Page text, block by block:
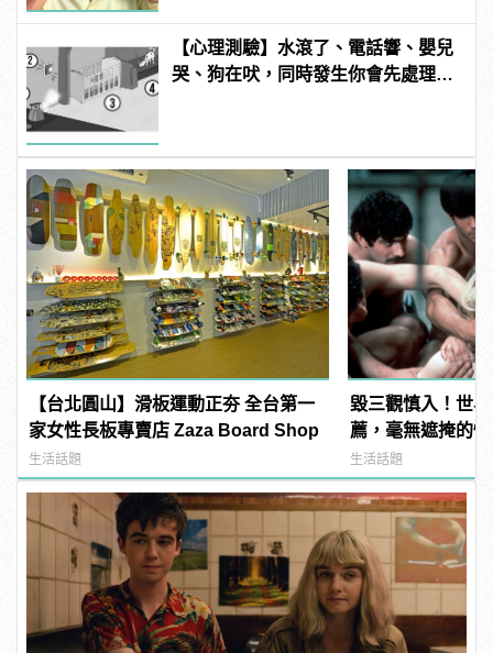
【心理測驗】水滾了、電話響、嬰兒
哭、狗在吠，同時發生你會先處理哪
【台北圓山】滑板運動正夯 全台第一
家女性長板專賣店 Zaza Board Shop
生活話題
毀三觀慎入！世
薦，毫無遮掩的
噁心到極致！
生活話題